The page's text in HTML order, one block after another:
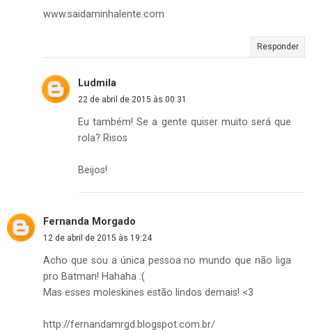
www.saidaminhalente.com
Responder
Ludmila
22 de abril de 2015 às 00:31
Eu também! Se a gente quiser muito será que
rola? Risos
Beijos!
Fernanda Morgado
12 de abril de 2015 às 19:24
Acho que sou a única pessoa no mundo que não liga
pro Batman! Hahaha :(
Mas esses moleskines estão lindos demais! <3
http://fernandamrgd.blogspot.com.br/